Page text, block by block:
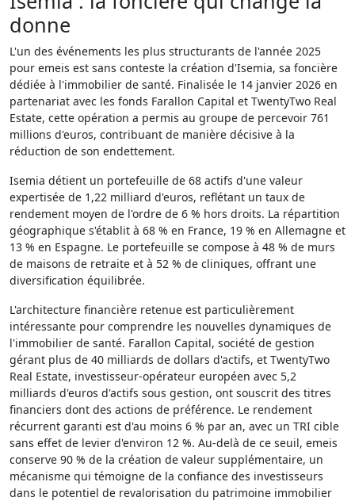
donne
L'un des événements les plus structurants de l'année 2025
pour emeis est sans conteste la création d'Isemia, sa foncière
dédiée à l'immobilier de santé. Finalisée le 14 janvier 2026 en
partenariat avec les fonds Farallon Capital et TwentyTwo Real
Estate, cette opération a permis au groupe de percevoir 761
millions d'euros, contribuant de manière décisive à la
réduction de son endettement.
Isemia détient un portefeuille de 68 actifs d'une valeur
expertisée de 1,22 milliard d'euros, reflétant un taux de
rendement moyen de l'ordre de 6 % hors droits. La répartition
géographique s'établit à 68 % en France, 19 % en Allemagne et
13 % en Espagne. Le portefeuille se compose à 48 % de murs
de maisons de retraite et à 52 % de cliniques, offrant une
diversification équilibrée.
L'architecture financière retenue est particulièrement
intéressante pour comprendre les nouvelles dynamiques de
l'immobilier de santé. Farallon Capital, société de gestion
gérant plus de 40 milliards de dollars d'actifs, et TwentyTwo
Real Estate, investisseur-opérateur européen avec 5,2
milliards d'euros d'actifs sous gestion, ont souscrit des titres
financiers dont des actions de préférence. Le rendement
récurrent garanti est d'au moins 6 % par an, avec un TRI cible
sans effet de levier d'environ 12 %. Au-delà de ce seuil, emeis
conserve 90 % de la création de valeur supplémentaire, un
mécanisme qui témoigne de la confiance des investisseurs
dans le potentiel de revalorisation du patrimoine immobilier